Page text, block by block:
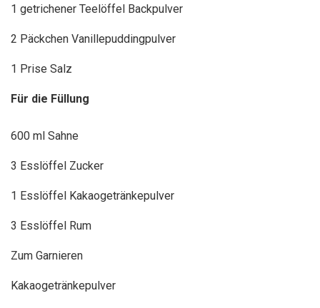
1 getrichener Teelöffel Backpulver
2 Päckchen Vanillepuddingpulver
1 Prise Salz
Für die Füllung
600 ml Sahne
3 Esslöffel Zucker
1 Esslöffel Kakaogetränkepulver
3 Esslöffel Rum
Zum Garnieren
Kakaogetränkepulver